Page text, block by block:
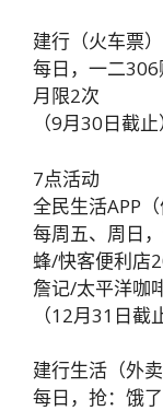
建行（火车票）
每日，一二306
月限2次
（9月30日截止
7点活动
全民生活APP
每周五、周日
蜂/快客便利店
詹记/太平洋咖
（12月31日截
建行生活（外卖
每日，抢：饿